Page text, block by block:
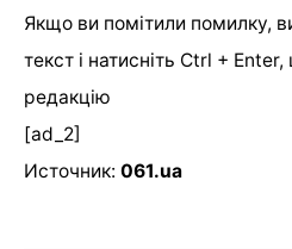
Якщо ви помітили помилку,
текст і натисніть Ctrl +
редакцію
[ad_2]
Источник: 061.ua